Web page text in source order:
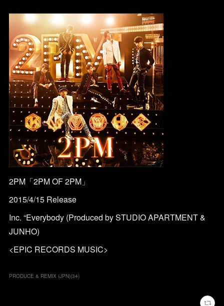
2PM「2PM OF 2PM」
2015/4/15 Release
Inc. “Everybody (Produced by STUDIO APARTMENT &
JUNHO)
<EPIC RECORDS MUSIC>
PRODUCE & REMIX (JPN)(34)